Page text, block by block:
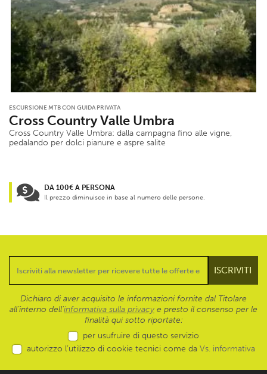
ESCURSIONE MTB CON GUIDA PRIVATA
Cross Country Valle Umbra
Cross Country Valle Umbra: dalla campagna fino alle vigne,
pedalando per dolci pianure e aspre salite
DA 100€ A PERSONA
Il prezzo diminuisce in base al numero delle persone.
Dichiaro di aver acquisito le informazioni fornite dal Titolare
all’interno dell'informativa sulla privacy e presto il consenso per le
finalità qui sotto riportate:
per usufruire di questo servizio
autorizzo l’utilizzo di cookie tecnici come da Vs. informativa